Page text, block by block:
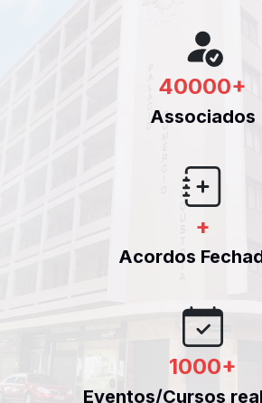
40000+
Associados
+
Acordos
1000+
Eventos/Cursos